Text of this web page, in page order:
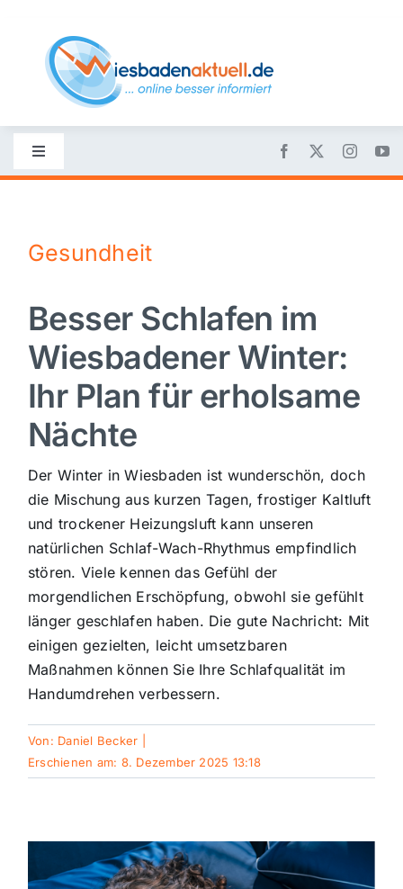
content
Toggle
Navigation
Nachrichten
Politik
Wirtschaft
Sport
Kultur
Panorama
Mein Stadtteil
Galerie
Verkehrsmeldungen
Themen und Termine
Gesundheit
Besser Schlafen im
Wiesbadener Winter:
Ihr Plan für erholsame
Nächte
Der Winter in Wiesbaden ist wunderschön, doch
die Mischung aus kurzen Tagen, frostiger Kaltluft
und trockener Heizungsluft kann unseren
natürlichen Schlaf-Wach-Rhythmus empfindlich
stören. Viele kennen das Gefühl der
morgendlichen Erschöpfung, obwohl sie gefühlt
länger geschlafen haben. Die gute Nachricht: Mit
einigen gezielten, leicht umsetzbaren
Maßnahmen können Sie Ihre Schlafqualität im
Handumdrehen verbessern.
Von: Daniel Becker
Erschienen am: 8. Dezember 2025 13:18